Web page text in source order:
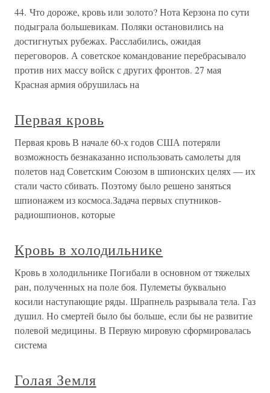
44. Что дороже, кровь или золото? Нота Керзона по сути
подыграла большевикам. Поляки остановились на
достигнутых рубежах. Расслабились, ожидая
переговоров. А советское командование перебрасывало
против них массу войск с других фронтов. 27 мая
Красная армия обрушилась на
Первая кровь
Первая кровь В начале 60-х годов США потеряли
возможность безнаказанно использовать самолеты для
полетов над Советским Союзом в шпионских целях — их
стали часто сбивать. Поэтому было решено заняться
шпионажем из космоса.Задача первых спутников-
радиошпионов, которые
Кровь в холодильнике
Кровь в холодильнике Погибали в основном от тяжелых
ран, полученных на поле боя. Пулеметы буквально
косили наступающие ряды. Шрапнель разрывала тела. Газ
душил. Но смертей было бы больше, если бы не развитие
полевой медицины. В Первую мировую сформировалась
система
Голая Земля